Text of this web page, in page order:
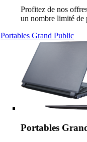
Profitez de nos
un nombre limité de
Portables Grand Public
Portables